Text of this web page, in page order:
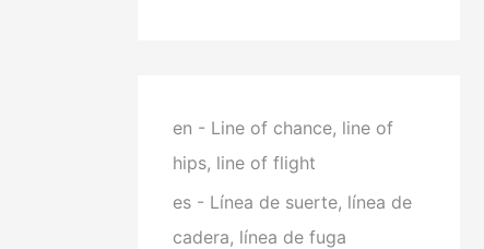
en - Line of chance, line of
hips, line of flight
es - Línea de suerte, línea de
cadera, línea de fuga